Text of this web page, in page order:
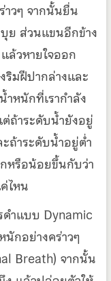
าวๆ จากนั้นยื่น
ย ส่วนแขนอีกข้าง
ล้วหายใจออก
ริมฝีปากล่างและ
หนักที่เรากำลัง
ถ้าระดับน้ำยังอยู่
ถ้าระดับน้ำอยู่ต่ำ
กหรือน้อยขึ้นกับว่า
ไหน
ดำแบบ Dynamic
กอย่างคร่าวๆ
Breath) จากนั้น